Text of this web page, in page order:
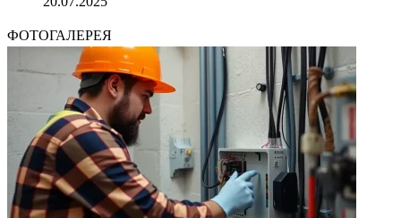
ФОТОГАЛЕРЕЯ